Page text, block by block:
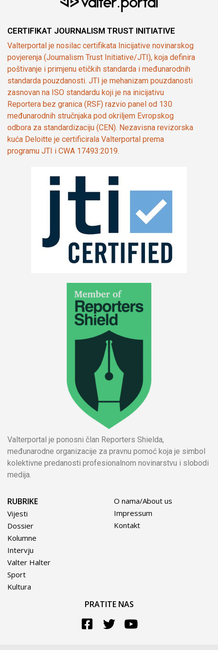
CERTIFIKAT JOURNALISM TRUST INITIATIVE
Valterportal je nosilac certifikata Inicijative novinarskog
povjerenja (Journalism Trust Initiative/JTI), koja definira
poštivanje i primjenu etičkih standarda i međunarodnih
standarda pouzdanosti. JTI je mehanizam pouzdanosti
zasnovan na ISO standardu koji je na inicijativu
Reportera bez granica (RSF) razvio panel od 130
međunarodnih stručnjaka pod okriljem Evropskog
odbora za standardizaciju (CEN). Nezavisna revizorska
kuća Deloitte je certificirala Valterportal prema
programu JTI i CWA 17493:2019.
Valterportal je ponosni član Reporters Shielda,
međunarodne organizacije za pravnu pomoć koja je simbol
kolektivne predanosti profesionalnom novinarstvu i slobodi
medija.
RUBRIKE
Vijesti
Dossier
Kolumne
Intervju
Valter Halter
Sport
Kultura
O nama/About us
Impressum
Kontakt
PRATITE NAS